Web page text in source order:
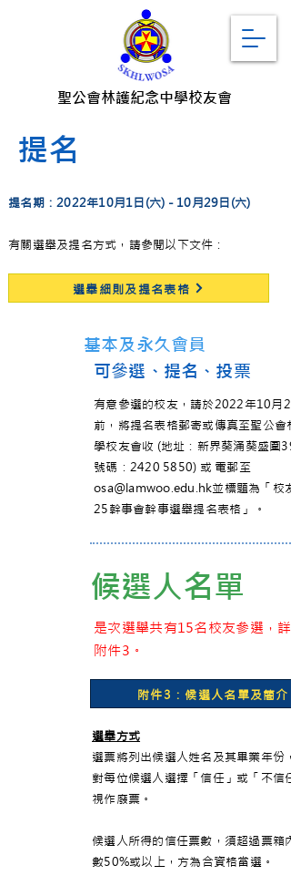
聖公會林護紀念中學校友會
提名
提名期：2022年10月1日(六) - 10月29日(六)
有關選舉及提名方式，請參閱以下文件：
選舉細則及提名表格
基本及永久會員
可參選、提名、投票
有意參選的校友，請於2022年10月
前，將提名表格郵寄或傳真至聖公會
學校友會收 (地址：新界葵涌葵盛圍
號碼：2420 5850) 或 電郵至
osa@lamwoo.edu.hk並標題為「校
25幹事會幹事選舉提名表格」。
候選人名單
是次選舉共有15名校友參選，詳
附件3。
附件3：候選人名單及簡介
選舉方式
選票將列出候選人姓名及其畢業年份
對每位候選人選擇「信任」或「不信
視作廢票。
候選人所得的信任票數，須超過票箱
數50%或以上，方為合資格當選。